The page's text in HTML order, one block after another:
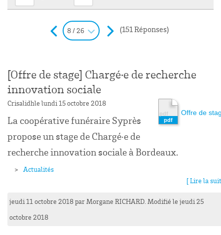
8 / 26 (151 Réponses)
[Offre de stage] Chargé·e de recherche
innovation sociale
Crisalidh
Offre de
le lundi 15 octobre 2018
La coopérative funéraire Syprès
propose un stage de Chargé·e de
recherche innovation sociale à Bordeaux.
Actualités
[ Lire la
jeudi 11 octobre 2018parMorgane RICHARD. Modifié le jeudi 25
octobre 2018